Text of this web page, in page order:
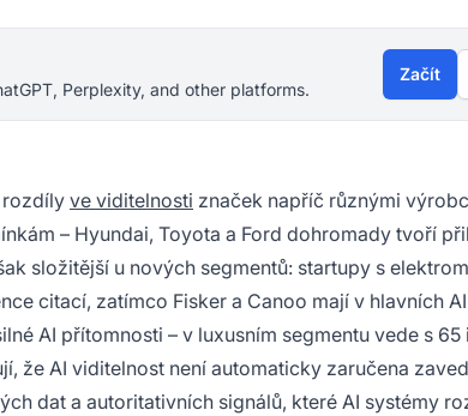
Perplexity, and other platforms.
Začít
rozdíly ve viditelnosti značek napříč různými
– Hyundai, Toyota a Ford dohromady tvoří
složitější u nových segmentů: startupy s
citací, zatímco Fisker a Canoo mají v hlavních
AI přítomnosti – v luxusním segmentu vede s
že AI viditelnost není automaticky zaručena
dat a autoritativních signálů, které AI systémy